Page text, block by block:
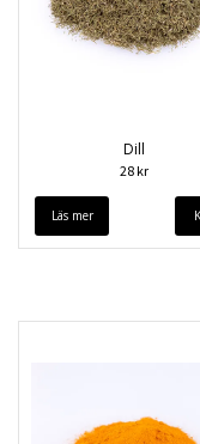
Dill
28 kr
Läs mer